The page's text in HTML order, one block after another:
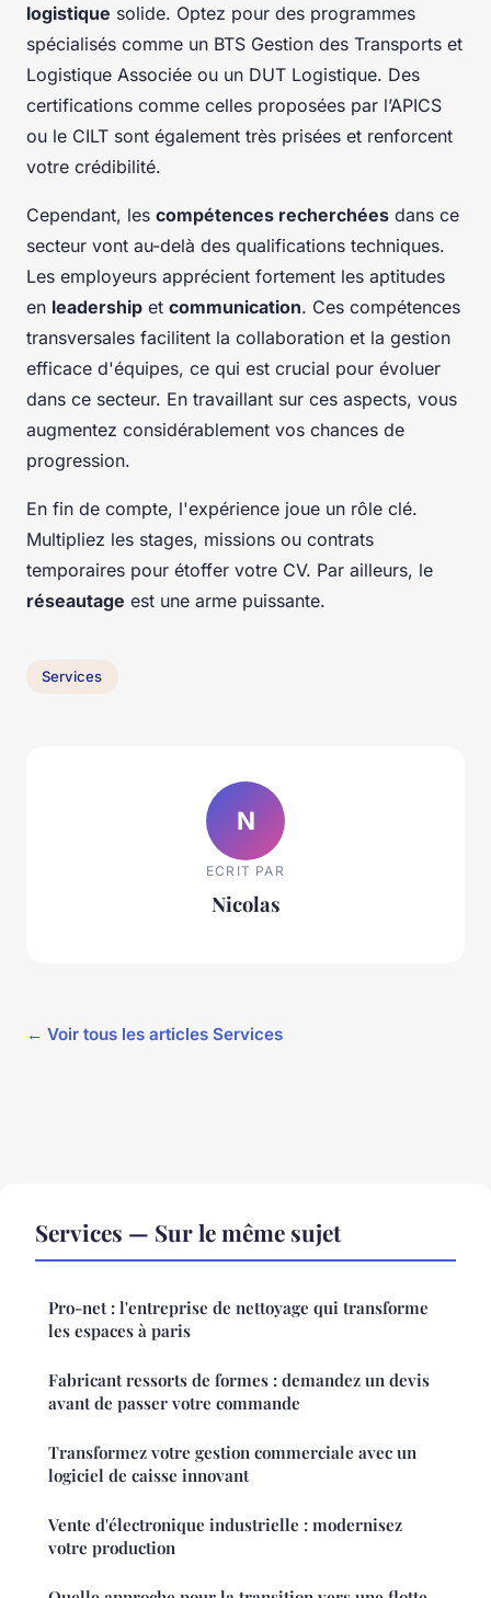
logistique solide. Optez pour des programmes
spécialisés comme un BTS Gestion des Transports et
Logistique Associée ou un DUT Logistique. Des
certifications comme celles proposées par l’APICS
ou le CILT sont également très prisées et renforcent
votre crédibilité.
Cependant, les compétences recherchées dans ce
secteur vont au-delà des qualifications techniques.
Les employeurs apprécient fortement les aptitudes
en leadership et communication. Ces compétences
transversales facilitent la collaboration et la gestion
efficace d'équipes, ce qui est crucial pour évoluer
dans ce secteur. En travaillant sur ces aspects, vous
augmentez considérablement vos chances de
progression.
En fin de compte, l'expérience joue un rôle clé.
Multipliez les stages, missions ou contrats
temporaires pour étoffer votre CV. Par ailleurs, le
réseautage est une arme puissante.
Services
N
ECRIT PAR
Nicolas
← Voir tous les articles Services
Services — Sur le même sujet
Pro-net : l'entreprise de nettoyage qui transforme
les espaces à paris
Fabricant ressorts de formes : demandez un devis
avant de passer votre commande
Transformez votre gestion commerciale avec un
logiciel de caisse innovant
Vente d'électronique industrielle : modernisez
votre production